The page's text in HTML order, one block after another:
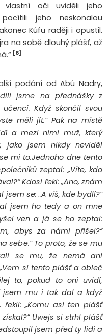
oči uviděli jeho
jeho neskonalou
Kúfu raději i opustil.
na sobě dlouhý plášť, až
[6]
podání od Abú Nadry,
jsme na přednášky z
Když skončil svou
měli jít.“ Pak na místě
a mezi nimi muž, který
jako jsem nikdy neviděl
mi to.Jednoho dne tento
zeptal: „Víte, kdo
Kdosi řekl: „Ano, znám
jsem se: „A víš, kde bydlí?“
jsem ho tedy a on mne
ven a já se ho zeptal:
abys za námi přišel?“
sebe.“ To proto, že se mu
se mu, že nemá ani
si tento plášť a obleč
to, pokud to oni uvidí,
jsem mu i tak dal a když
„Komu asi ten plášť
Uwejs si strhl plášť
jsem před ty lidi a